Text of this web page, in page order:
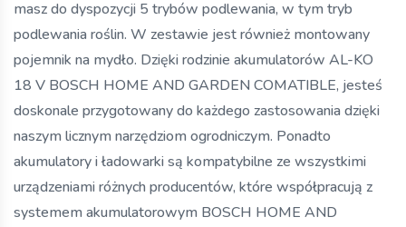
masz do dyspozycji 5 trybów podlewania, w tym tryb
podlewania roślin. W zestawie jest również montowany
pojemnik na mydło. Dzięki rodzinie akumulatorów AL-KO
18 V BOSCH HOME AND GARDEN COMATIBLE, jesteś
doskonale przygotowany do każdego zastosowania dzięki
naszym licznym narzędziom ogrodniczym. Ponadto
akumulatory i ładowarki są kompatybilne ze wszystkimi
urządzeniami różnych producentów, które współpracują z
systemem akumulatorowym BOSCH HOME AND